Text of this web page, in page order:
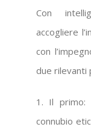
Con
accogliere
con
due rilevanti
1. Il primo:
connubio